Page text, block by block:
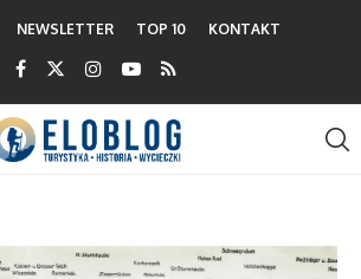
NEWSLETTER TOP 10 KONTAKT